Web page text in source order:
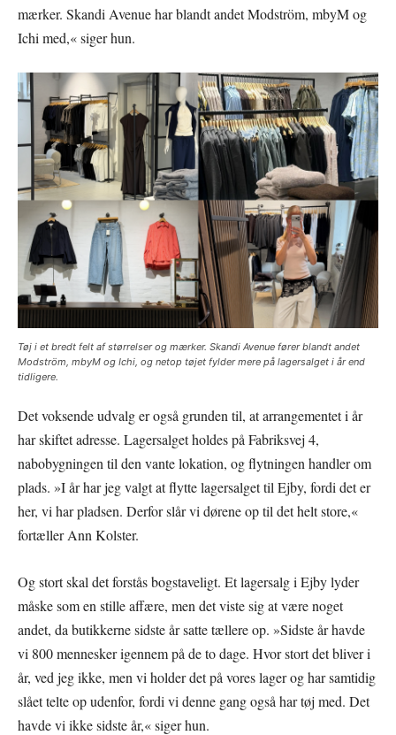
mærker. Skandi Avenue har blandt andet Modström, mbyM og
Ichi med,« siger hun.
Tøj i et bredt felt af størrelser og mærker. Skandi Avenue fører blandt andet
Modström, mbyM og Ichi, og netop tøjet fylder mere på lagersalget i år end
tidligere.
Det voksende udvalg er også grunden til, at arrangementet i år
har skiftet adresse. Lagersalget holdes på Fabriksvej 4,
nabobygningen til den vante lokation, og flytningen handler om
plads. »I år har jeg valgt at flytte lagersalget til Ejby, fordi det er
her, vi har pladsen. Derfor slår vi dørene op til det helt store,«
fortæller Ann Kolster.
Og stort skal det forstås bogstaveligt. Et lagersalg i Ejby lyder
måske som en stille affære, men det viste sig at være noget
andet, da butikkerne sidste år satte tællere op. »Sidste år havde
vi 800 mennesker igennem på de to dage. Hvor stort det bliver i
år, ved jeg ikke, men vi holder det på vores lager og har samtidig
slået telte op udenfor, fordi vi denne gang også har tøj med. Det
havde vi ikke sidste år,« siger hun.